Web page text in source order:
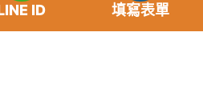
於36個月內須還清借款，年
利息1000元，無須手續費。
ID 填寫表單